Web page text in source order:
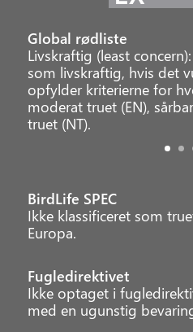
Global rødliste
Livskraftig (least
som livskraftig, hvis det
opfylder kriterierne for
moderat truet (EN),
truet (NT).
BirdLife SPEC
Ikke klassificeret som
Europa.
Fugledirektivet
Ikke optaget i
med en ugunstig